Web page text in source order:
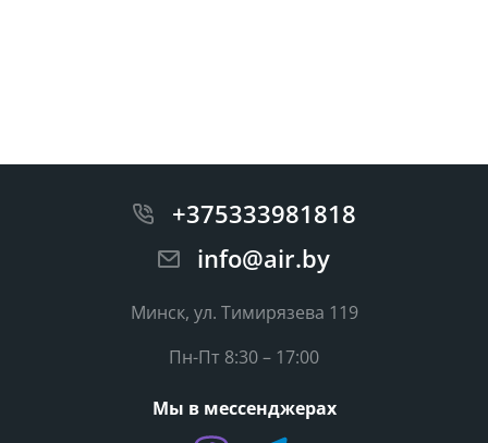
+375333981818
info@air.by
Минск, ул. Тимирязева 119
Пн-Пт 8:30 – 17:00
Мы в мессенджерах